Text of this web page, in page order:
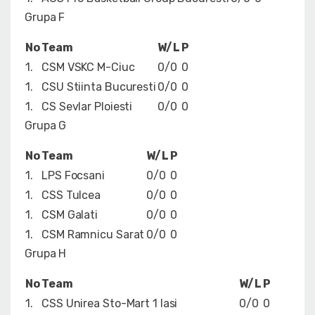
Grupa F
NoTeam W/L P
1.
CSM VSKC M-Ciuc 0/0 0
1.
CSU Stiinta Bucuresti 0/0 0
1.
CS Sevlar Ploiesti 0/0 0
Grupa G
NoTeam W/L P
1.
LPS Focsani 0/0 0
1.
CSS Tulcea 0/0 0
1.
CSM Galati 0/0 0
1.
CSM Ramnicu Sarat 0/0 0
Grupa H
NoTeam W/L P
1.
CSS Unirea Sto-Mart 1 Iasi 0/0 0